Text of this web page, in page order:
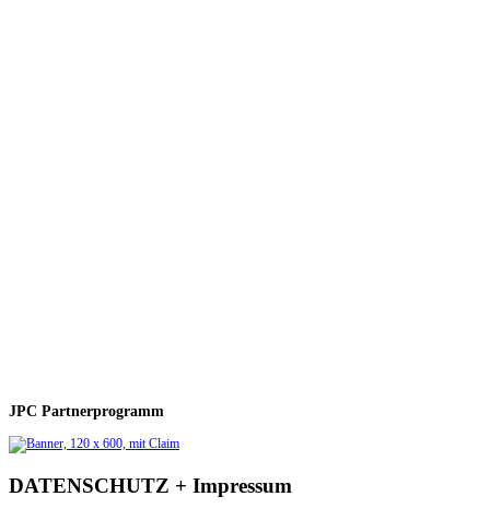
JPC Partnerprogramm
DATENSCHUTZ + Impressum